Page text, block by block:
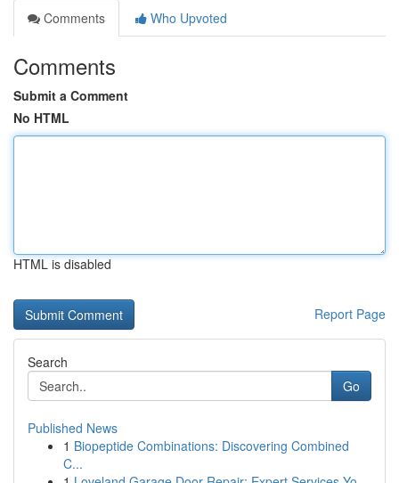
Comments
Who Upvoted
Comments
Submit a Comment
No HTML
HTML is disabled
Report Page
Search
Go
Published News
1 Biopeptide Combinations: Discovering Combined
C...